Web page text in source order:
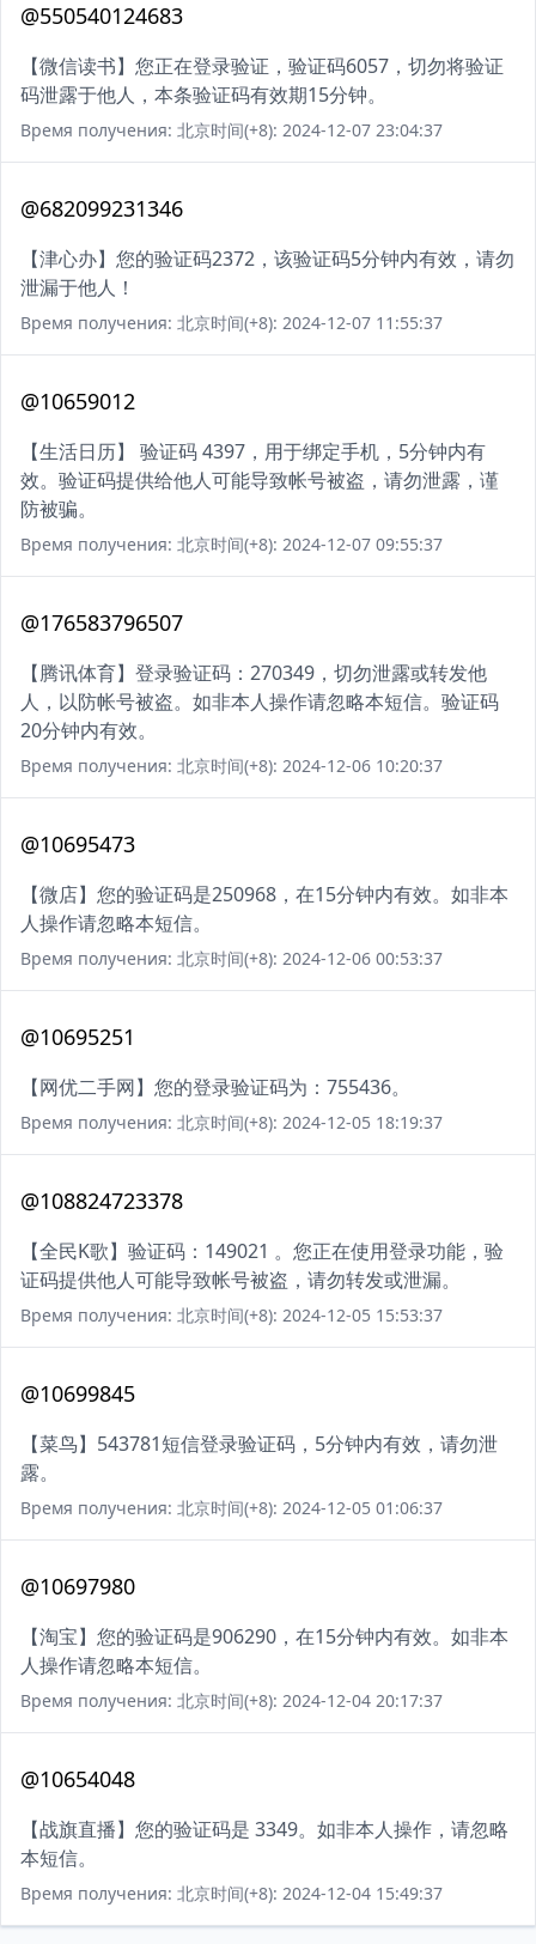
@550540124683
【微信读书】您正在登录验证，验证码6057，切勿将验证
码泄露于他人，本条验证码有效期15分钟。
Время получения: 北京时间(+8): 2024-12-07 23:04:37
@682099231346
【津心办】您的验证码2372，该验证码5分钟内有效，请勿
泄漏于他人！
Время получения: 北京时间(+8): 2024-12-07 11:55:37
@10659012
【生活日历】 验证码 4397，用于绑定手机，5分钟内有
效。验证码提供给他人可能导致帐号被盗，请勿泄露，谨
防被骗。
Время получения: 北京时间(+8): 2024-12-07 09:55:37
@176583796507
【腾讯体育】登录验证码：270349，切勿泄露或转发他
人，以防帐号被盗。如非本人操作请忽略本短信。验证码
20分钟内有效。
Время получения: 北京时间(+8): 2024-12-06 10:20:37
@10695473
【微店】您的验证码是250968，在15分钟内有效。如非本
人操作请忽略本短信。
Время получения: 北京时间(+8): 2024-12-06 00:53:37
@10695251
【网优二手网】您的登录验证码为：755436。
Время получения: 北京时间(+8): 2024-12-05 18:19:37
@108824723378
【全民K歌】验证码：149021 。您正在使用登录功能，验
证码提供他人可能导致帐号被盗，请勿转发或泄漏。
Время получения: 北京时间(+8): 2024-12-05 15:53:37
@10699845
【菜鸟】543781短信登录验证码，5分钟内有效，请勿泄
露。
Время получения: 北京时间(+8): 2024-12-05 01:06:37
@10697980
【淘宝】您的验证码是906290，在15分钟内有效。如非本
人操作请忽略本短信。
Время получения: 北京时间(+8): 2024-12-04 20:17:37
@10654048
【战旗直播】您的验证码是 3349。如非本人操作，请忽略
本短信。
Время получения: 北京时间(+8): 2024-12-04 15:49:37